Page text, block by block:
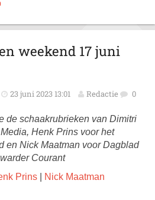
weekend 17 juni
23 juni 2023 13:01 Redactie 0
de schaakrubrieken van Dimitri
Henk Prins voor het
en Nick Maatman voor Dagblad
Courant
Prins Nick Maatman